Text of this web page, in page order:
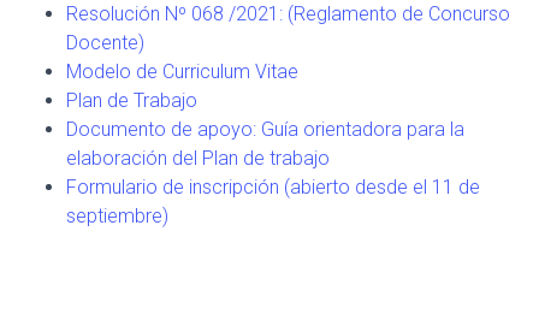
Resolución Nº 068 /2021: (Reglamento de Concurso
Docente)
Modelo de Curriculum Vitae
Plan de Trabajo
Documento de apoyo: Guía orientadora para la
elaboración del Plan de trabajo
Formulario de inscripción (abierto desde el 11 de
septiembre)